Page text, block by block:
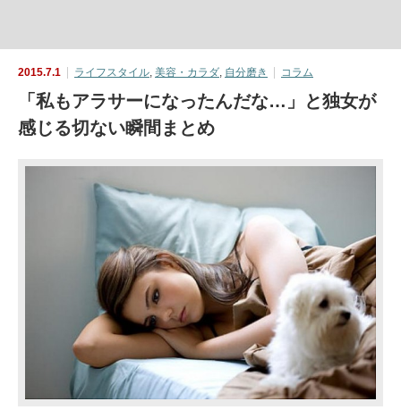
2015.7.1 ライフスタイル, 美容・カラダ, 自分磨き コラム
「私もアラサーになったんだな…」と独女が
感じる切ない瞬間まとめ